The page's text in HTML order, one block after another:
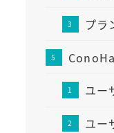
プラ
ユー
ユー